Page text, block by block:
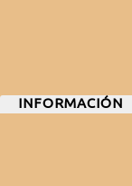
INFORMACIÓN